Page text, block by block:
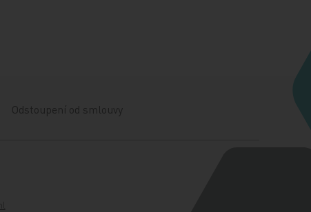
Odstoupení od smlouvy